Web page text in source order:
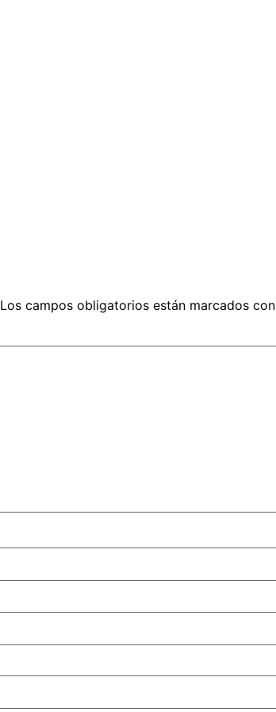
Los campos obligatorios están marcados con